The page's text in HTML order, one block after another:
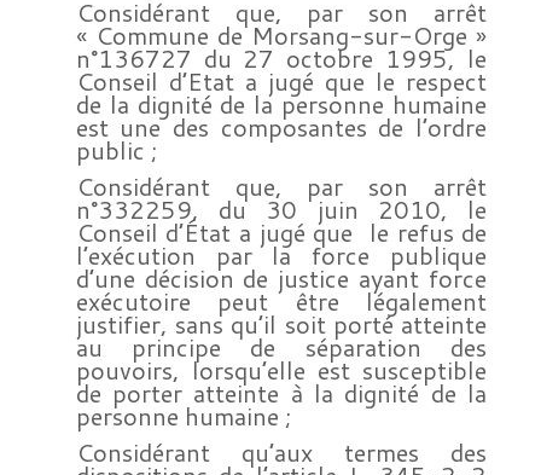
Considérant que, par son arrêt
« Commune de Morsang-sur-Orge »
n°136727 du 27 octobre 1995, le
Conseil d’Etat a jugé que le respect
de la dignité de la personne humaine
est une des composantes de l’ordre
public ;
Considérant que, par son arrêt
n°332259, du 30 juin 2010, le
Conseil d’État a jugé que le refus de
l’exécution par la force publique
d’une décision de justice ayant force
exécutoire peut être légalement
justifier, sans qu’il soit porté atteinte
au principe de séparation des
pouvoirs, lorsqu’elle est susceptible
de porter atteinte à la dignité de la
personne humaine ;
Considérant qu’aux termes des